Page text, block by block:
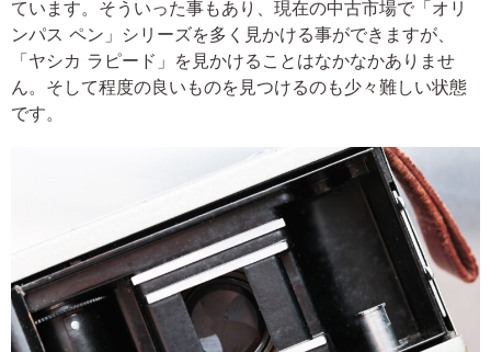
ています。そういった事もあり、現在の中古市場で「オリ
ンパス ペン」シリーズを多く見かける事ができますが、
「ヤシカ ラピード」を見かけることはなかなかありませ
ん。そして程度の良いものを見つけるのも少々難しい状態
です。